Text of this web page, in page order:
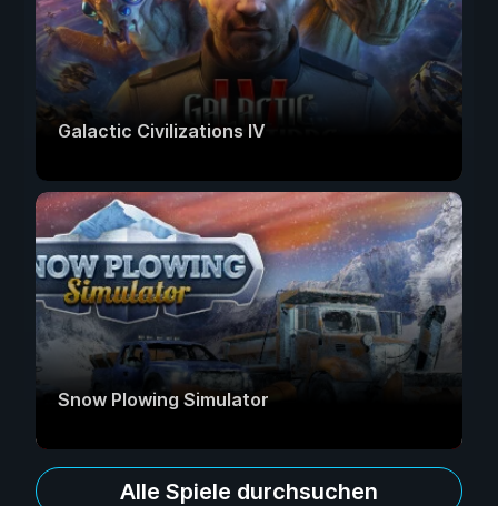
Galactic Civilizations IV
Snow Plowing Simulator
Alle Spiele durchsuchen